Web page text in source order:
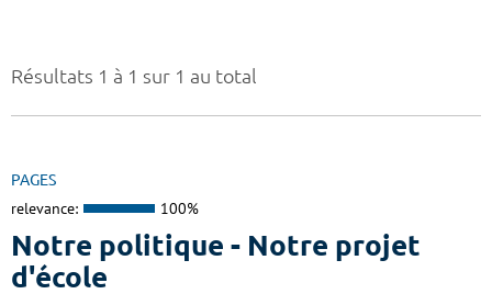
Résultats 1 à 1 sur 1 au total
PAGES
relevance: 100%
Notre politique - Notre projet
d'école